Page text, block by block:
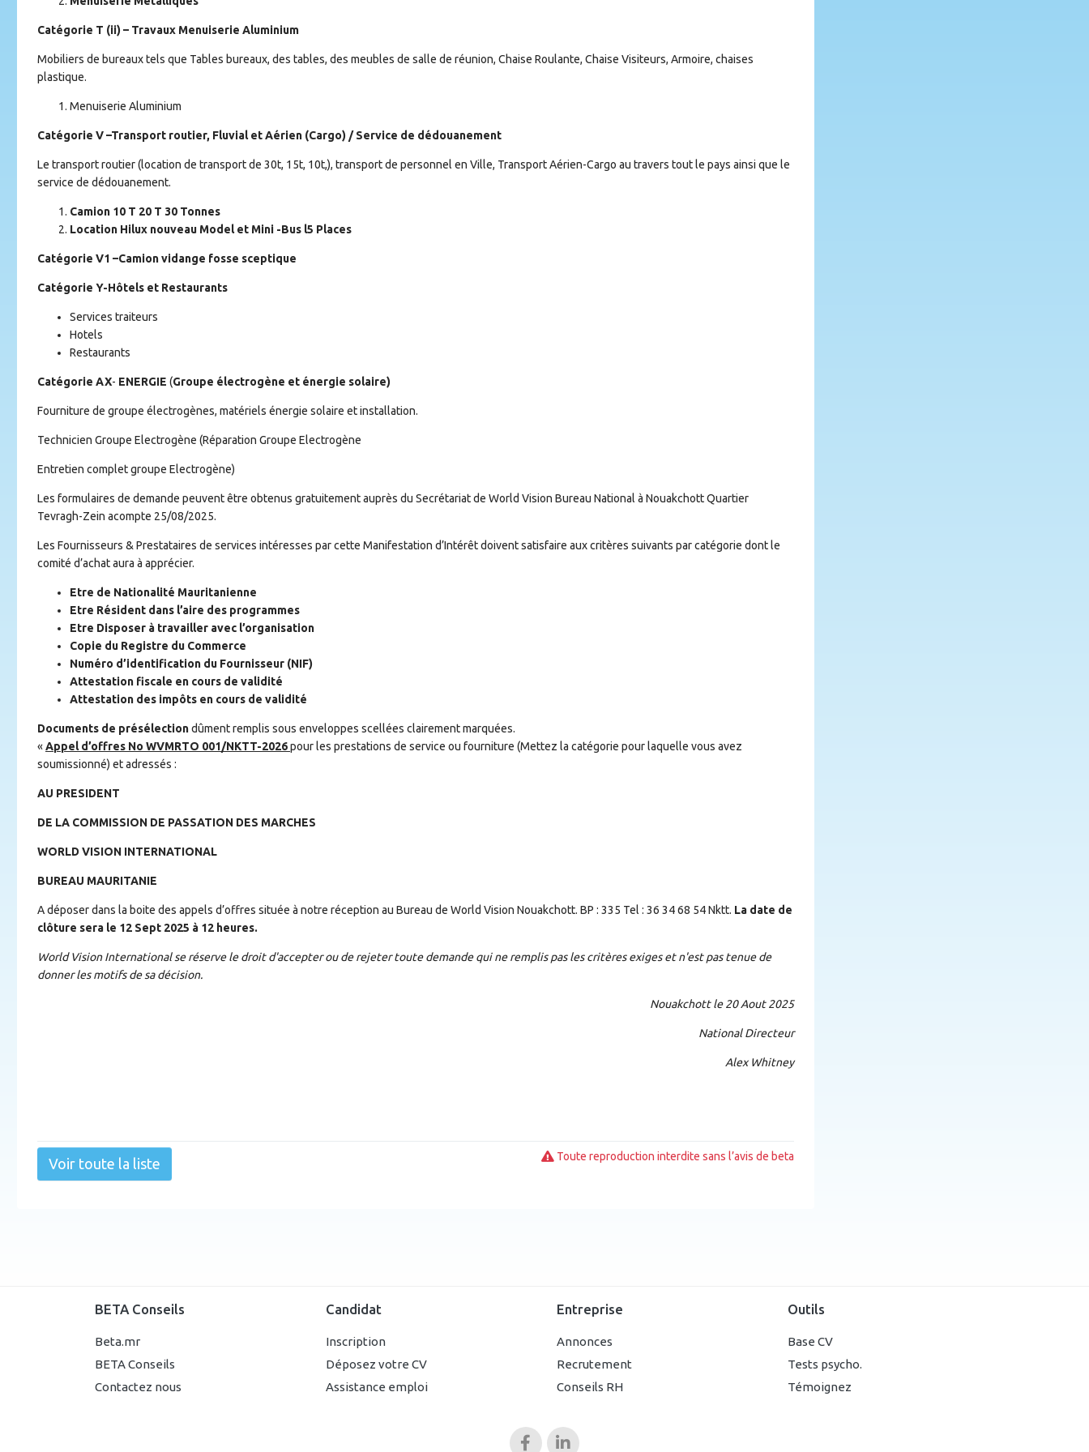
Catégorie T (ii) – Travaux Menuiserie Aluminium
Mobiliers de bureaux tels que Tables bureaux, des tables, des meubles de salle de réunion, Chaise Roulante, Chaise Visiteurs, Armoire, chaises
plastique.
Menuiserie Aluminium
Catégorie V –Transport routier, Fluvial et Aérien (Cargo) / Service de dédouanement
Le transport routier (location de transport de 30t, 15t, 10t,), transport de personnel en Ville, Transport Aérien-Cargo au travers tout le pays ainsi que le
service de dédouanement.
Camion 10 T 20 T 30 Tonnes
Location Hilux nouveau Model et Mini -Bus l5 Places
Catégorie V1 –Camion vidange fosse sceptique
Catégorie Y-Hôtels et Restaurants
Services traiteurs
Hotels
Restaurants
Catégorie AX- ENERGIE (Groupe électrogène et énergie solaire)
Fourniture de groupe électrogènes, matériels énergie solaire et installation.
Technicien Groupe Electrogène (Réparation Groupe Electrogène
Entretien complet groupe Electrogène)
Les formulaires de demande peuvent être obtenus gratuitement auprès du Secrétariat de World Vision Bureau National à Nouakchott Quartier
Tevragh-Zein acompte 25/08/2025.
Les Fournisseurs & Prestataires de services intéresses par cette Manifestation d’Intérêt doivent satisfaire aux critères suivants par catégorie dont le
comité d’achat aura à apprécier.
Etre de Nationalité Mauritanienne
Etre Résident dans l’aire des programmes
Etre Disposer à travailler avec l’organisation
Copie du Registre du Commerce
Numéro d’identification du Fournisseur (NIF)
Attestation fiscale en cours de validité
Attestation des impôts en cours de validité
Documents de présélectiondûment remplis sous enveloppes scellées clairement marquées.
«Appel d’offres No WVMRTO 001/NKTT-2026pour les prestations de service ou fourniture (Mettez la catégorie pour laquelle vous avez
soumissionné) et adressés :
AU PRESIDENT
DE LA COMMISSION DE PASSATION DES MARCHES
WORLD VISION INTERNATIONAL
BUREAU MAURITANIE
A déposer dans la boite des appels d’offres située à notre réception au Bureau de World Vision Nouakchott. BP : 335 Tel : 36 34 68 54 Nktt. La date de
clôture sera le 12 Sept 2025 à 12 heures.
World Vision International se réserve le droit d'accepter ou de rejeter toute demande qui ne remplis pas les critères exiges et n'est pas tenue de
donner les motifs de sa décision.
Nouakchott le 20 Aout 2025
National Directeur
Alex Whitney
Voir toute la liste Toute reproduction interdite sans l’avis de beta
BETA Conseils
Beta.mr
BETA Conseils
Contactez nous
Candidat
Inscription
Déposez votre CV
Assistance emploi
Entreprise
Annonces
Recrutement
Conseils RH
Outils
Base CV
Tests psycho.
Témoignez